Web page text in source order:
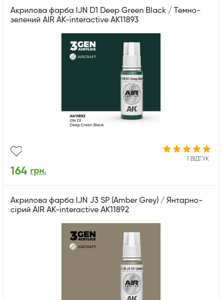
Акрилова фарба IJN D1 Deep Green Black / Темно-
зелений AIR АК-interactive AK11893
1 ВІДГУК
164 грн.
Акрилова фарба IJN J3 SP (Amber Grey) / Янтарно-
сірий AIR АК-interactive AK11892